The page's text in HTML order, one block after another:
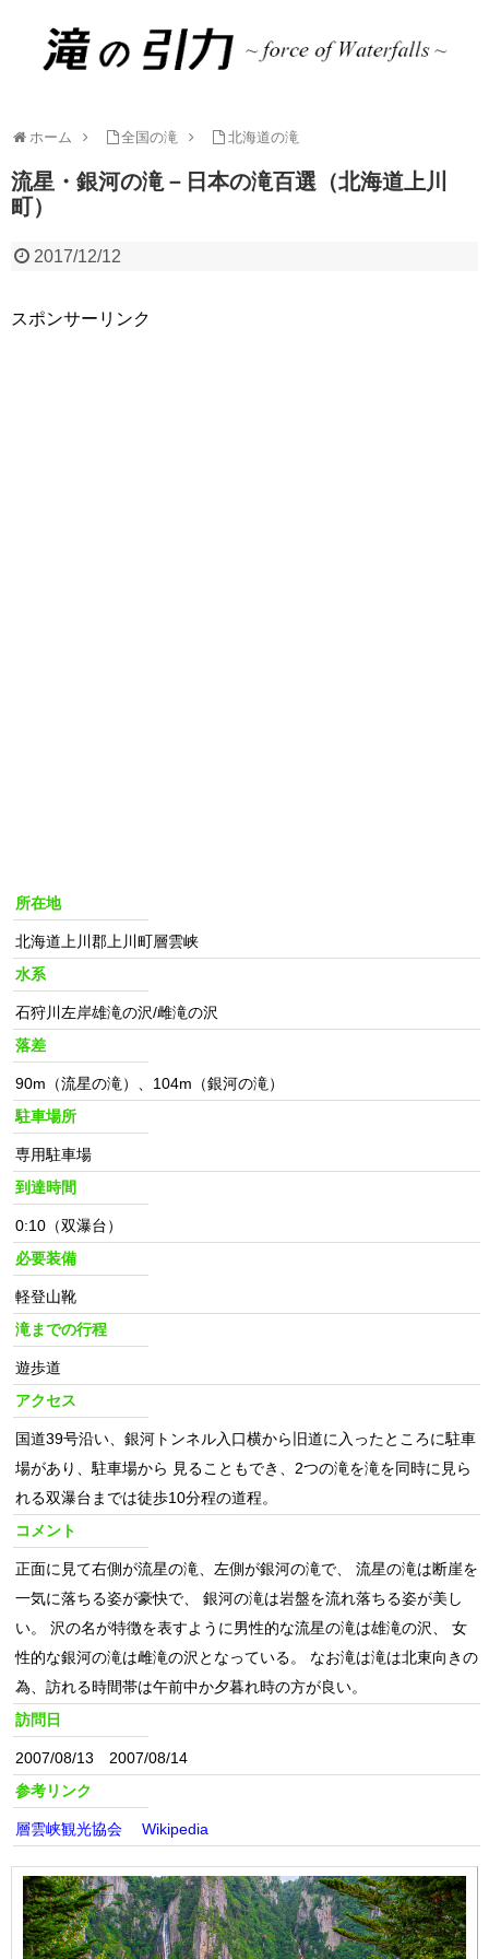
ホーム 全国の滝 北海道の滝
流星・銀河の滝－日本の滝百選（北海道上川
町）
2017/12/12
スポンサーリンク
所在地
北海道上川郡上川町層雲峡
水系
石狩川左岸雄滝の沢/雌滝の沢
落差
90m（流星の滝）、104m（銀河の滝）
駐車場所
専用駐車場
到達時間
0:10（双瀑台）
必要装備
軽登山靴
滝までの行程
遊歩道
アクセス
国道39号沿い、銀河トンネル入口横から旧道に入ったところに駐車
場があり、駐車場から 見ることもでき、2つの滝を滝を同時に見ら
れる双瀑台までは徒歩10分程の道程。
コメント
正面に見て右側が流星の滝、左側が銀河の滝で、 流星の滝は断崖を
一気に落ちる姿が豪快で、 銀河の滝は岩盤を流れ落ちる姿が美し
い。 沢の名が特徴を表すように男性的な流星の滝は雄滝の沢、 女
性的な銀河の滝は雌滝の沢となっている。 なお滝は滝は北東向きの
為、訪れる時間帯は午前中か夕暮れ時の方が良い。
訪問日
2007/08/13 2007/08/14
参考リンク
層雲峡観光協会 Wikipedia